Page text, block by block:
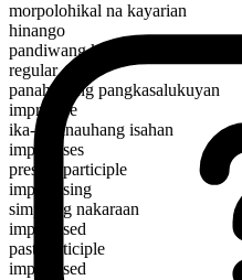
morpolohikal na kayarian
hinango
pandiwang kilos
regular
panahunang pangkasalukuyan
improvise
ika-3 panauhang isahan
improvises
present participle
improvising
simpleng nakaraan
improvised
past participle
improvised